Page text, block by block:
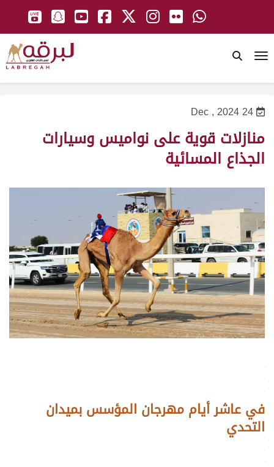
24 Dec , 2024
منازلات قوية على نواميس وسيارات
الجذاع المسائية
.
.
.
في عاشر أيام مهرجان المؤسس بميدان
التحدي.
.
.